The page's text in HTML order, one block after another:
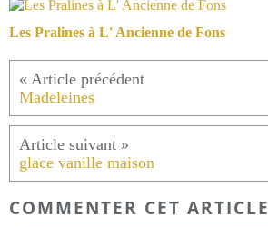
Les Pralines à L' Ancienne de Fons
Madeleines
glace vanille maison
COMMENTER CET ARTICLE